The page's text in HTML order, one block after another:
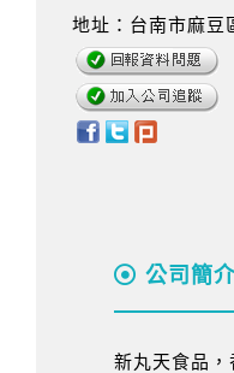
地址：台南市麻豆
公司簡
新丸天食品